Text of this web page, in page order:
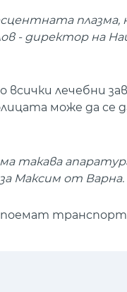
плазма,
- директор на
всички лечебни
може да
такава
Максим от Варна.